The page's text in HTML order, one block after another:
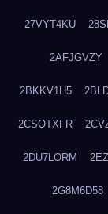
27VYT4KU
2AFJGVZY
2BKKV1H5
2CSOTXFR
2DU7LORM
2G8M6D58